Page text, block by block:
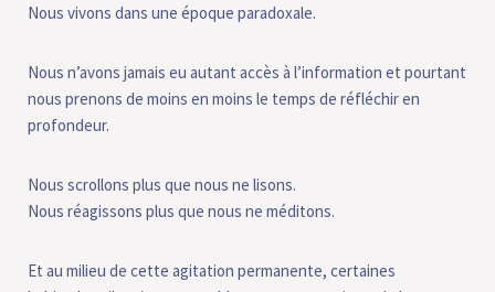
Nous vivons dans une époque paradoxale.
Nous n’avons jamais eu autant accès à l’information et pourtant
nous prenons de moins en moins le temps de réfléchir en
profondeur.
Nous scrollons plus que nous ne lisons.
Nous réagissons plus que nous ne méditons.
Et au milieu de cette agitation permanente, certaines